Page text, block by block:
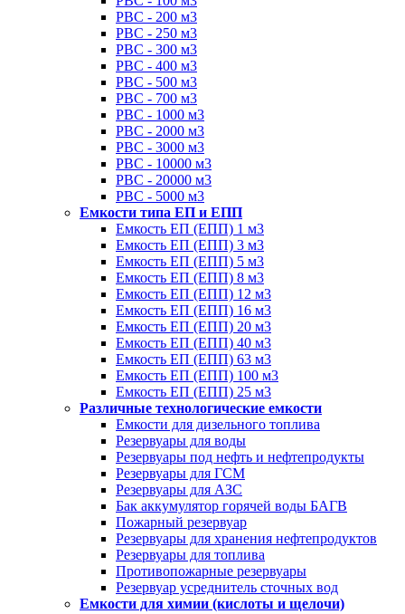
РВС - 200 м3
РВС - 250 м3
РВС - 300 м3
РВС - 400 м3
РВС - 500 м3
РВС - 700 м3
РВС - 1000 м3
РВС - 2000 м3
РВС - 3000 м3
РВС - 10000 м3
РВС - 20000 м3
РВС - 5000 м3
Емкости типа ЕП и ЕПП
Емкость ЕП (ЕПП) 1 м3
Емкость ЕП (ЕПП) 3 м3
Емкость ЕП (ЕПП) 5 м3
Емкость ЕП (ЕПП) 8 м3
Емкость ЕП (ЕПП) 12 м3
Емкость ЕП (ЕПП) 16 м3
Емкость ЕП (ЕПП) 20 м3
Емкость ЕП (ЕПП) 40 м3
Емкость ЕП (ЕПП) 63 м3
Емкость ЕП (ЕПП) 100 м3
Емкость ЕП (ЕПП) 25 м3
Различные технологические емкости
Емкости для дизельного топлива
Резервуары для воды
Резервуары под нефть и нефтепродукты
Резервуары для ГСМ
Резервуары для АЗС
Бак аккумулятор горячей воды БАГВ
Пожарный резервуар
Резервуары для хранения нефтепродуктов
Резервуары для топлива
Противопожарные резервуары
Резервуар усреднитель сточных вод
Емкости для химии (кислоты и щелочи)